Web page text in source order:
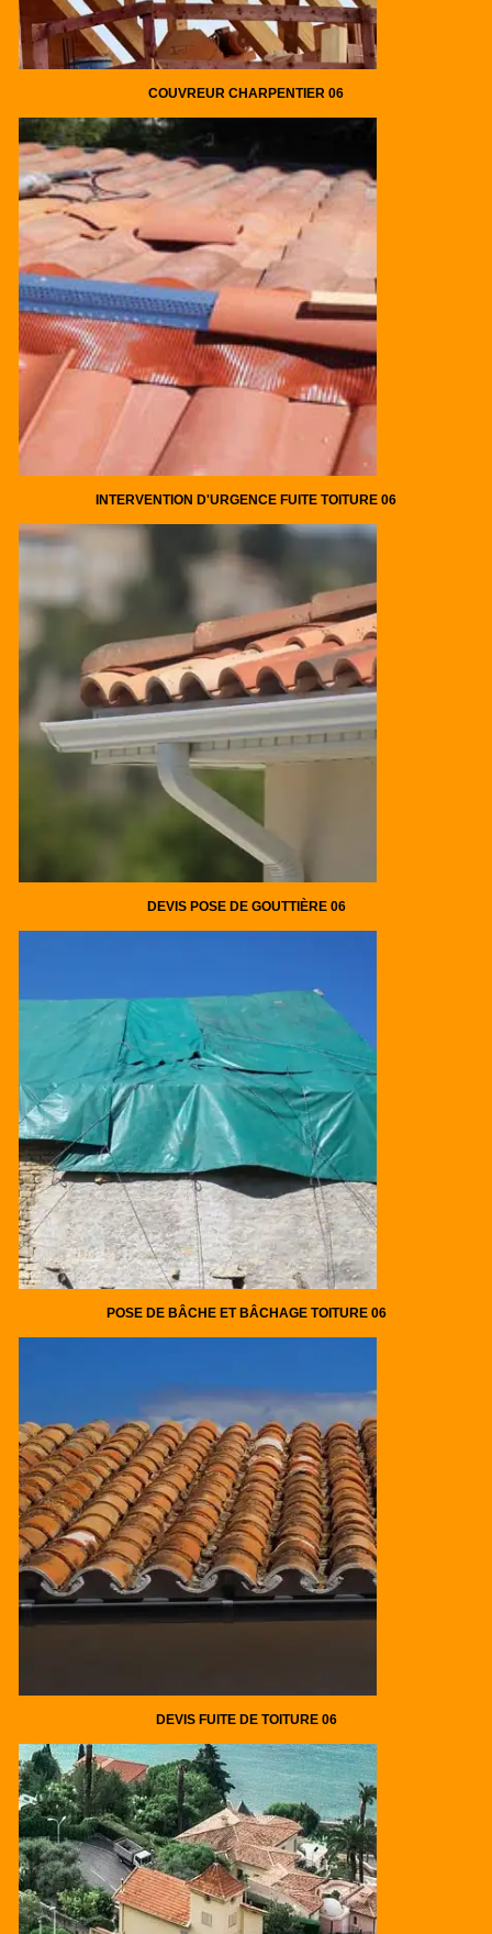
COUVREUR CHARPENTIER 06
INTERVENTION D'URGENCE FUITE TOITURE 06
DEVIS POSE DE GOUTTIÈRE 06
POSE DE BÂCHE ET BÂCHAGE TOITURE 06
DEVIS FUITE DE TOITURE 06